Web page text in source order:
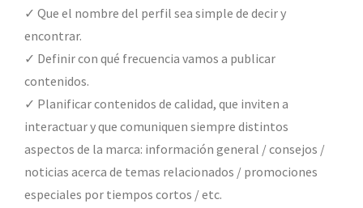
✓ Que el nombre del perfil sea simple de decir y
encontrar.
✓ Definir con qué frecuencia vamos a publicar
contenidos.
✓ Planificar contenidos de calidad, que inviten a
interactuar y que comuniquen siempre distintos
aspectos de la marca: información general / consejos /
noticias acerca de temas relacionados / promociones
especiales por tiempos cortos / etc.